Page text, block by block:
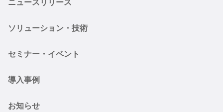
ソリューション・技術
セミナー・イベント
導入事例
お知らせ